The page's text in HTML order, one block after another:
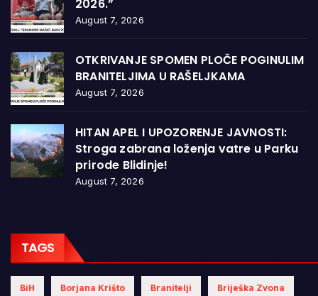
2026.”
August 7, 2026
OTKRIVANJE SPOMEN PLOČE POGINULIM
BRANITELJIMA U RAŠELJKAMA
August 7, 2026
HITAN APEL I UPOZORENJE JAVNOSTI:
Stroga zabrana loženja vatre u Parku
prirode Blidinje!
August 7, 2026
TAGS
BiH Borjana Krišto Branitelji Briješka Zvona